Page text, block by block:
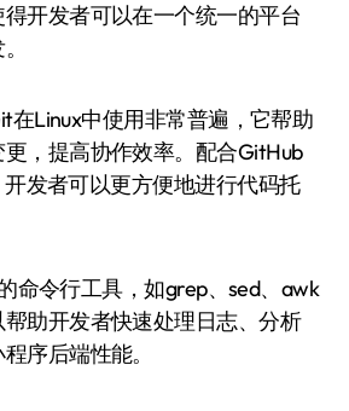
开发者可以在一个统一的平台
在Linux中使用非常普遍，它帮助
，提高协作效率。配合GitHub
发者可以更方便地进行代码托
命令行工具，如grep、sed、awk
助开发者快速处理日志、分析
序后端性能。